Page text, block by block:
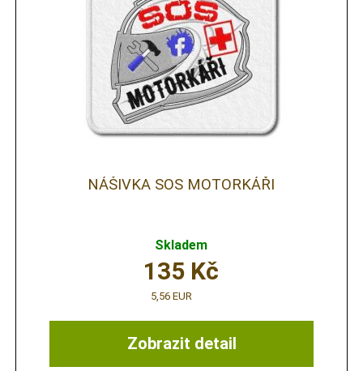
NÁŠIVKA SOS MOTORKÁŘI
Skladem
Zobrazit detail
135 Kč
5,56 EUR